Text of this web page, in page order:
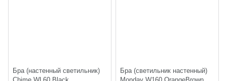
Бра (настенный светильник)
Бра (светильник настенный)